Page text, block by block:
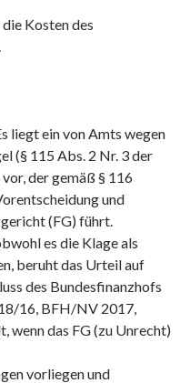
Kosten des
liegt ein von Amts wegen
(§ 115 Abs. 2 Nr. 3 der
vor, der gemäß § 116
und
(FG) führt.
es die Klage als
beruht das Urteil auf
des Bundesfinanzhofs
16, BFH/NV 2017,
wenn das FG (zu Unrecht)
vorliegen und